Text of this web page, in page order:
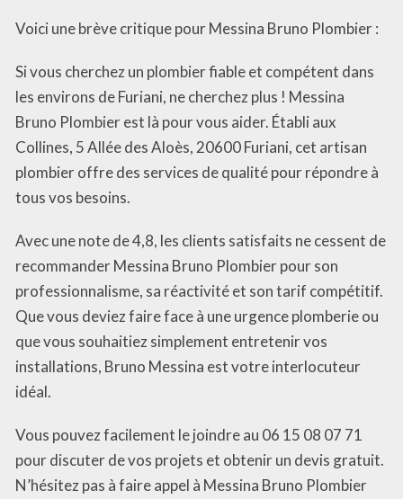
Voici une brève critique pour Messina Bruno Plombier :
Si vous cherchez un plombier fiable et compétent dans
les environs de Furiani, ne cherchez plus ! Messina
Bruno Plombier est là pour vous aider. Établi aux
Collines, 5 Allée des Aloès, 20600 Furiani, cet artisan
plombier offre des services de qualité pour répondre à
tous vos besoins.
Avec une note de 4,8, les clients satisfaits ne cessent de
recommander Messina Bruno Plombier pour son
professionnalisme, sa réactivité et son tarif compétitif.
Que vous deviez faire face à une urgence plomberie ou
que vous souhaitiez simplement entretenir vos
installations, Bruno Messina est votre interlocuteur
idéal.
Vous pouvez facilement le joindre au 06 15 08 07 71
pour discuter de vos projets et obtenir un devis gratuit.
N’hésitez pas à faire appel à Messina Bruno Plombier